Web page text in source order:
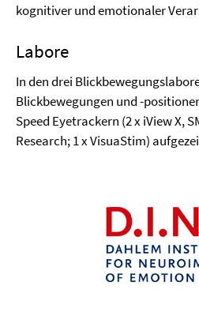
kognitiver und emotionaler
Labore
In den drei
Blickbewegungen und -
Speed Eyetrackern (2 x iView X,
Research; 1 x VisuaStim)